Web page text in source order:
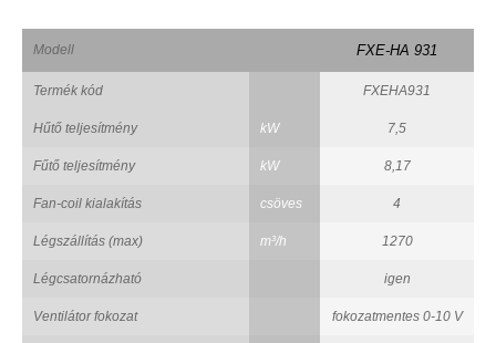
Modell FXE-HA 931
Termék kód FXEHA931
Hűtő teljesítmény kW 7,5
Fűtő teljesítmény kW 8,17
Fan-coil kialakítás csöves 4
Légszállítás (max) m³/h 1270
Légcsatornázható igen
Ventilátor fokozat fokozatmentes 0-10 V